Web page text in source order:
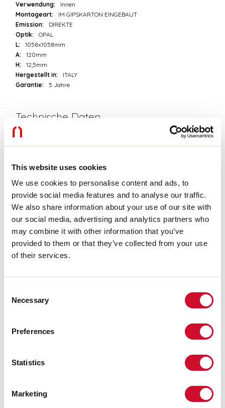
This website uses cookies
We use cookies to personalise content and ads, to
provide social media features and to analyse our traffic.
We also share information about your use of our site with
our social media, advertising and analytics partners who
may combine it with other information that you’ve
provided to them or that they’ve collected from your use
of their services.
Selection
Necessary
Preferences
Statistics
Marketing
Verwendung:
Innen
Montageart:
IM GIPSKARTON EINGEBAUT
Emission:
DIREKTE
Optik:
OPAL
L:
1058x1058mm
A:
120mm
H:
12,5mm
Hergestellt in:
ITALY
Garantie:
5 Jahre
Technische Daten
SELV:
No
PHOTOMETRIEN
AUSZUG AUS DEM KATALOG
MONTAGEANLEITUNG